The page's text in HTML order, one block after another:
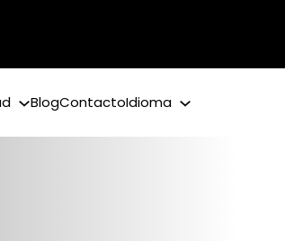
BlogContactoIdioma